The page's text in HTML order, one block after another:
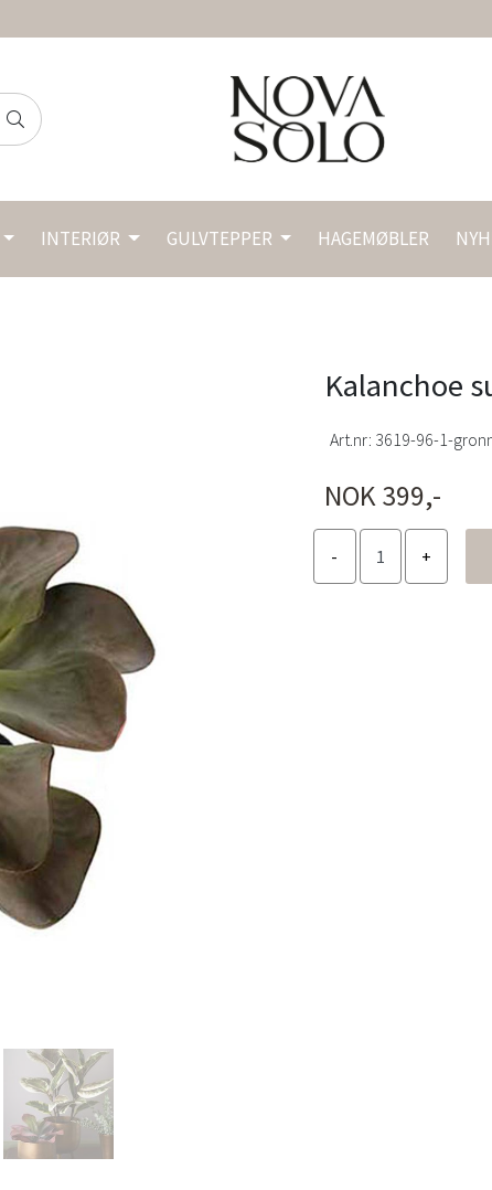
INTERIØR GULVTEPPER HAGEMØBLER
Kalanchoe
Art.nr: 3619-96-1-
NOK 399,-